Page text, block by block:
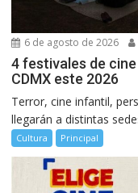
6 de agosto de 2026
4 festivales de
CDMX este 2026
Terror, cine infantil,
llegarán a distintas
Cultura Principal